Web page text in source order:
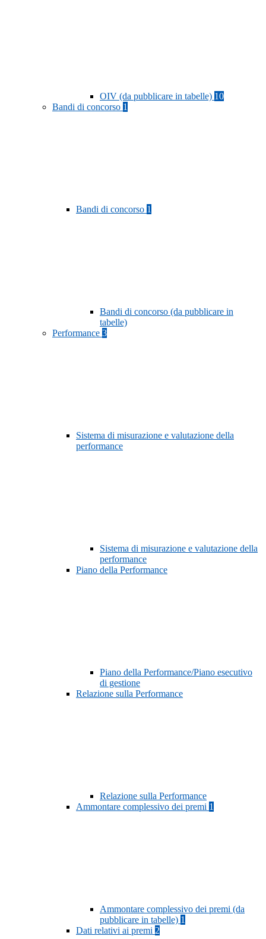
OIV (da pubblicare in tabelle) 10
Bandi di concorso 1
Bandi di concorso 1
Bandi di concorso (da pubblicare in
tabelle)
Performance 3
Sistema di misurazione e valutazione della
performance
Sistema di misurazione e valutazione della
performance
Piano della Performance
Piano della Performance/Piano esecutivo
di gestione
Relazione sulla Performance
Relazione sulla Performance
Ammontare complessivo dei premi 1
Ammontare complessivo dei premi (da
pubblicare in tabelle) 1
Dati relativi ai premi 2